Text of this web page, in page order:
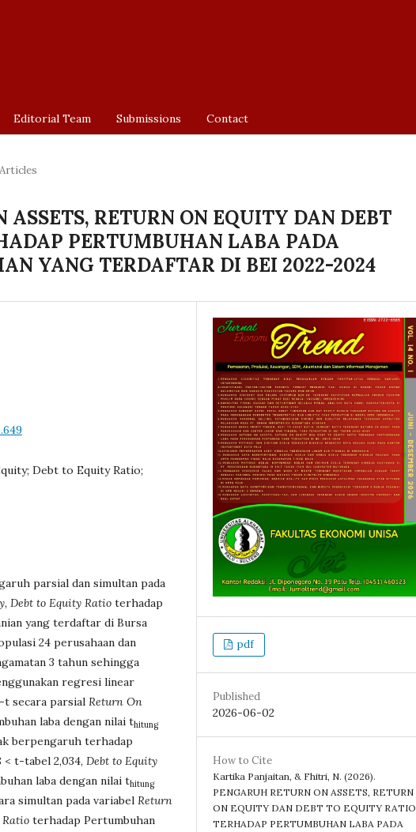
Editorial Team Submissions Contact
Articles
ASSETS, RETURN ON EQUITY DAN DEBT
PERTUMBUHAN LABA PADA
YANG TERDAFTAR DI BEI 2022-2024
Debt to Equity Ratio;
parsial dan simultan pada
Debt to Equity Ratio terhadap
yang terdaftar di Bursa
24 perusahaan dan
3 tahun sehingga
regresi linear
t secara parsial Return On
laba dengan nilai thitung
berpengaruh terhadap
< t-tabel 2,034, Debt to Equity
laba dengan nilai thitung
simultan pada variabel Return
Ratio terhadap Pertumbuhan
pdf
Published
2026-06-02
How to Cite
Kartika Panjaitan, & Fhitri, N. (2026).
PENGARUH RETURN ON ASSETS, RETURN
ON EQUITY DAN DEBT TO EQUITY RATIO
TERHADAP PERTUMBUHAN LABA PADA